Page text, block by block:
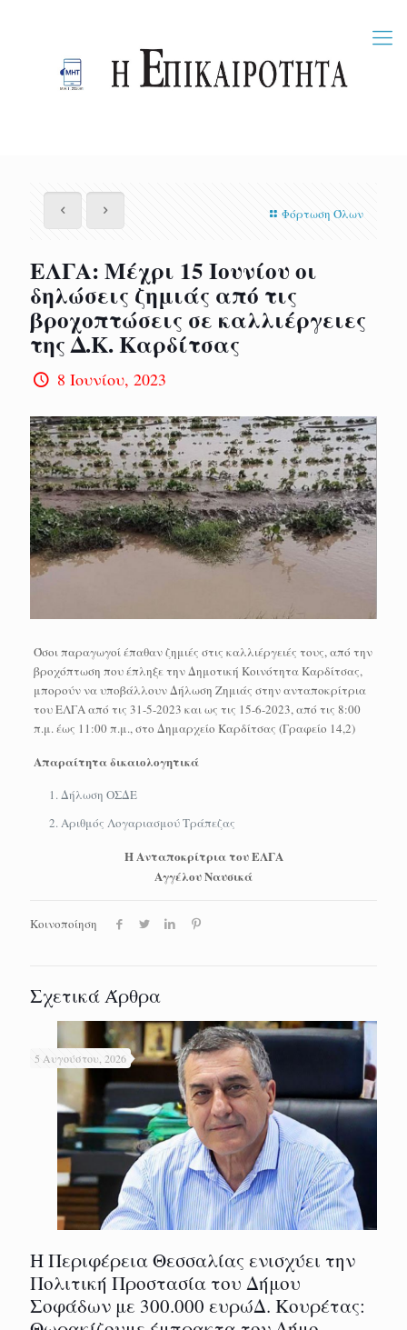
Φόρτωση Όλων
ΕΛΓΑ: Μέχρι 15 Ιουνίου οι
δηλώσεις ζημιάς από τις
βροχοπτώσεις σε καλλιέργειες
της Δ.Κ. Καρδίτσας
8 Ιουνίου, 2023
Όσοι παραγωγοί έπαθαν ζημιές στις καλλιέργειές τους, από την
βροχόπτωση που έπληξε την Δημοτική Κοινότητα Καρδίτσας,
μπορούν να υποβάλλουν Δήλωση Ζημιάς στην ανταποκρίτρια
του ΕΛΓΑ από τις 31-5-2023 και ως τις 15-6-2023, από τις 8:00
π.μ. έως 11:00 π.μ., στο Δημαρχείο Καρδίτσας (Γραφείο 14,2)
Απαραίτητα δικαιολογητικά
Δήλωση ΟΣΔΕ
Αριθμός Λογαριασμού Τράπεζας
Η Ανταποκρίτρια του ΕΛΓΑ
Αγγέλου Ναυσικά
Κοινοποίηση
Σχετικά Άρθρα
5 Αυγούστου, 2026
Η Περιφέρεια Θεσσαλίας ενισχύει την
Πολιτική Προστασία του Δήμου
Σοφάδων με 300.000 ευρώΔ. Κουρέτας: